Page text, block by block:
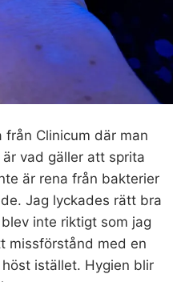
Clinicum där man
vad gäller att sprita
är rena från bakterier
Jag lyckades rätt bra
inte riktigt som jag
missförstånd med en
istället. Hygien blir